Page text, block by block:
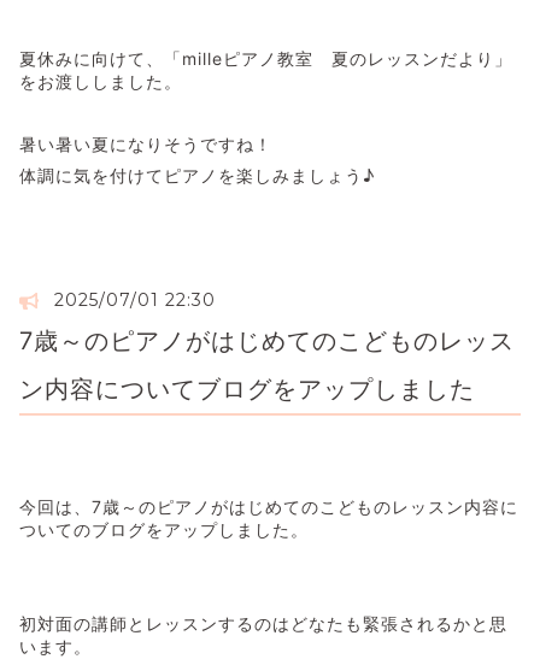
夏休みに向けて、「milleピアノ教室 夏のレッスンだより」
をお渡ししました。
暑い暑い夏になりそうですね！
体調に気を付けてピアノを楽しみましょう♪
2025/07/01 22:30
7歳～のピアノがはじめてのこどものレッス
ン内容についてブログをアップしました
今回は、7歳～のピアノがはじめてのこどものレッスン内容に
ついてのブログをアップしました。
初対面の講師とレッスンするのはどなたも緊張されるかと思
います。